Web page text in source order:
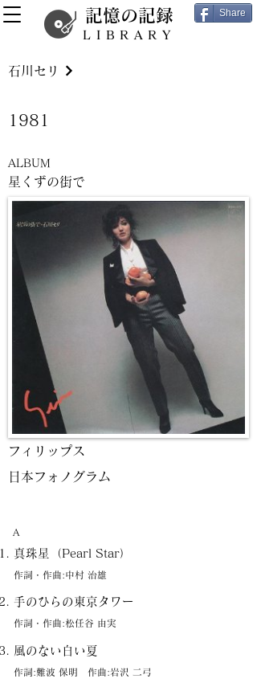
記憶の記録
LIBRARY
Share
星くずの街で
A
真珠星（Pearl Star）
作詞・作曲:中村 治雄
手のひらの東京タワー
作詞・作曲:松任谷 由実
風のない白い夏
作詞:難波 保明 作曲:岩沢 二弓
石川セリ
1981
ALBUM
フィリップス
日本フォノグラム